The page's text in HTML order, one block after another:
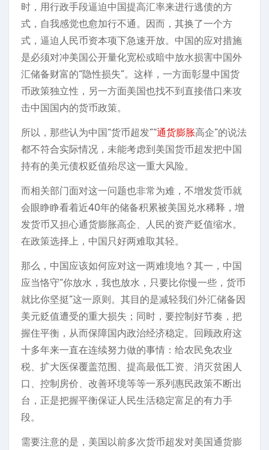
时，用行政手段逼迫中国提高汇率来进行逃债的方
式，自我感觉也愈加行不通。因而，其换了一个方
式，逼迫人民币资本项下急速开放。中国的应对措施
是必须对冲美国公开量化宽松或暗中放水损害中国外
汇储备财富的“隐性损失”。这样，一方面彰显中国货
币政策独立性，另一方面美国也找不到直接借口来攻
击中国国内的货币政策。
所以，那些认为中国“货币超发”“通货膨胀高企”的说法
都不符合实际情况，未能考虑到美国货币超发把中国
持有的美元债权贬值殆尽这一重大风险。
而相关部门面对这一问题也非常为难，不增发货币就
会眼睁睁看着近40年的储备积累被美国兑水稀释，增
发货币又担心通货膨胀高企、人民的资产贬值缩水。
在政策选择上，中国只好两难取其轻。
那么，中国应该如何应对这一两难境地？其一，中国
应当恪守“你放水，我也放水，只要比你慢一些，货币
就比你坚挺”这一原则。其目的是减轻我们外汇储备因
美元贬值遭受的重大损失；同时，要控制好节奏，把
握住平衡，从而保障国内政治经济稳定。回顾政府这
十多年来一直在连续努力做的事情：给农民免农业
税、扩大医保覆盖范围、提高最低工资、消灭贫困人
口、控制房价、改善环境等等一系列惠民政策不断出
台，正是把握平衡保证人民生活稳定富足的有力手
段。
需要注意的是，美国以前多次货币超发对美国通货膨